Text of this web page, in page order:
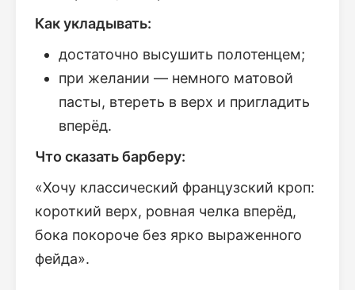
Как укладывать:
достаточно высушить полотенцем;
при желании — немного матовой
пасты, втереть в верх и пригладить
вперёд.
Что сказать барберу:
«Хочу классический французский кроп:
короткий верх, ровная челка вперёд,
бока покороче без ярко выраженного
фейда».